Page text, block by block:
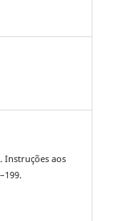
Instruções aos